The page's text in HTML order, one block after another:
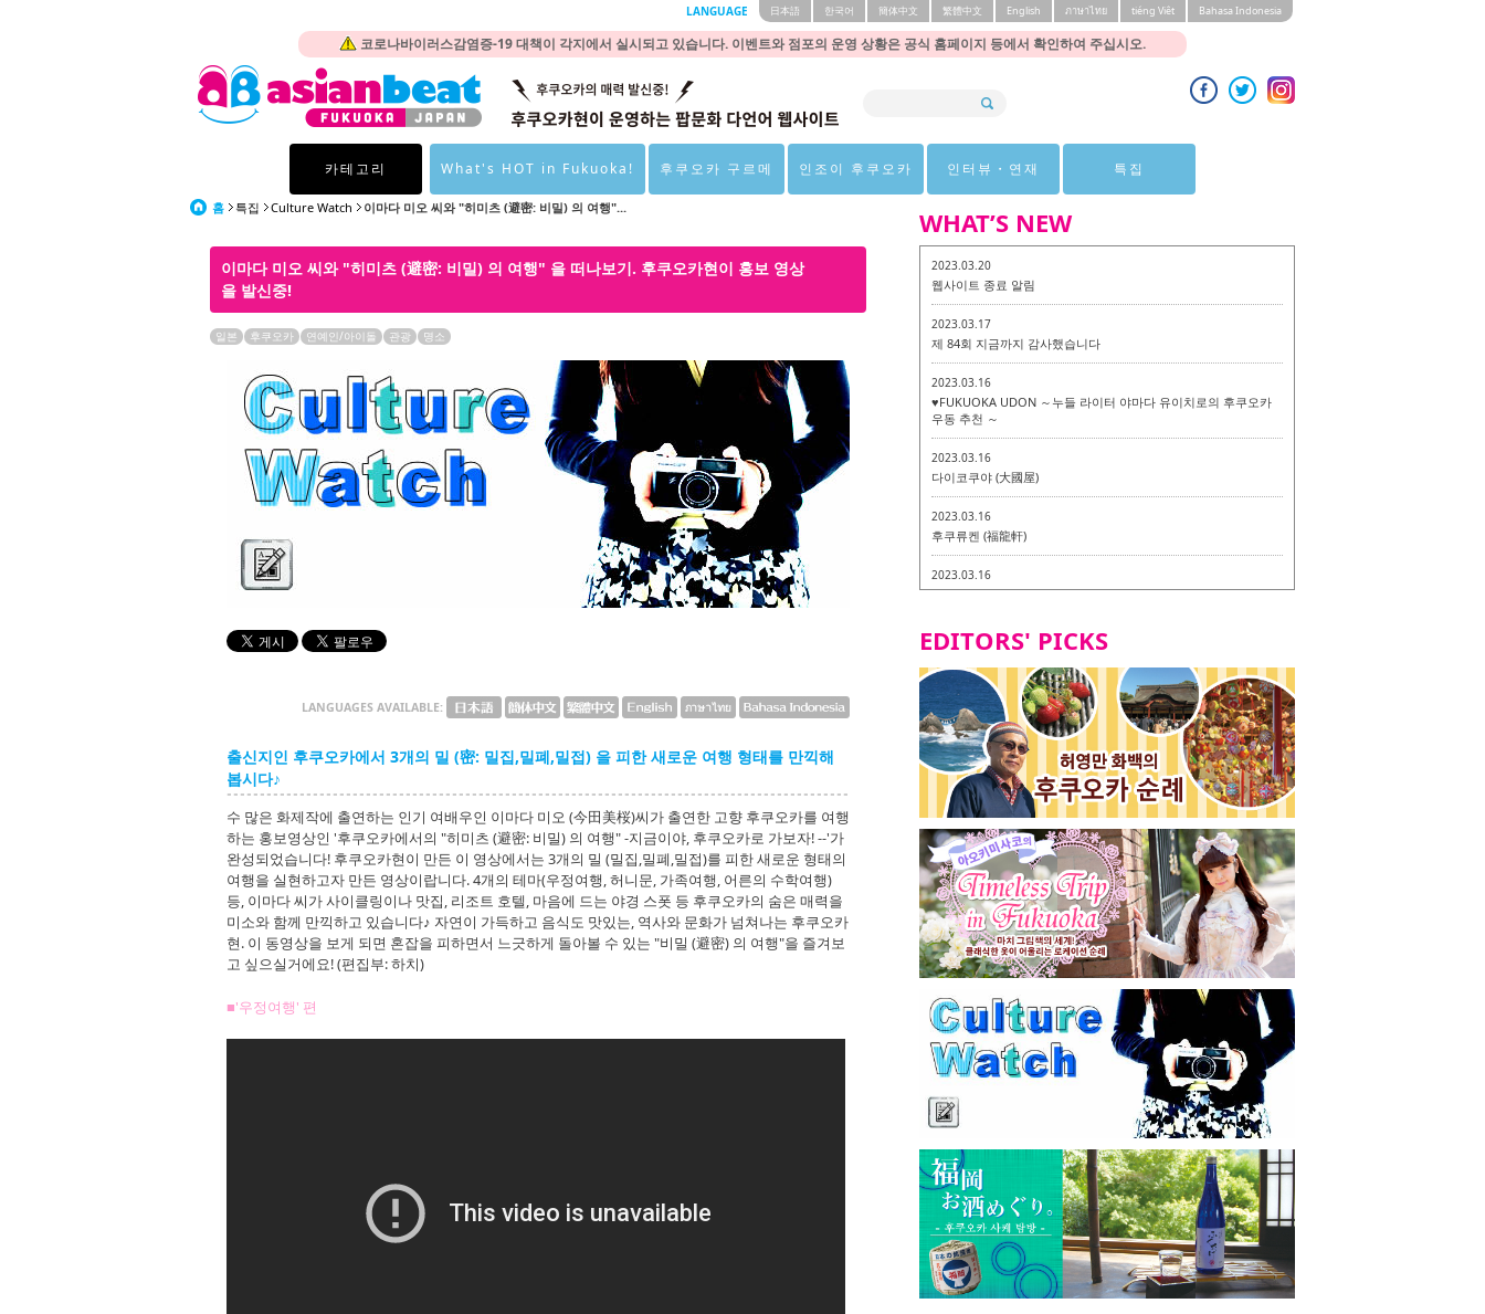
코로나바이러스감염증-19 대책이 각지에서 실시되고 있습니다. 이벤트와 점포의 운영 상황은 공식 홈페이지 등에서 확인하여 주십시오.
LANGUAGE 日本語 한국어 簡体中文 繁體中文 English ภาษาไทย tiéng Viêt Bahasa Indonesia
카테고리 What's HOT in Fukuoka! 후쿠오카 구르메 인조이 후쿠오카 인터뷰・연재 특집
홈 특집 Culture Watch 이마다 미오 씨와 "히미츠 (避密: 비밀) 의 여행"...
이마다 미오 씨와 "히미츠 (避密: 비밀) 의 여행" 을 떠나보기. 후쿠오카현이 홍보 영상
을 발신중!
일본 후쿠오카 연예인/아이돌 관광 명소
LANGUAGES AVAILABLE:
출신지인 후쿠오카에서 3개의 밀 (密: 밀집,밀폐,밀접) 을 피한 새로운 여행 형태를 만끽해
봅시다♪
수 많은 화제작에 출연하는 인기 여배우인 이마다 미오 (今田美桜)씨가 출연한 고향 후쿠오카를 여행
하는 홍보영상인 '후쿠오카에서의 "히미츠 (避密: 비밀) 의 여행" -지금이야, 후쿠오카로 가보자! --'가
완성되었습니다! 후쿠오카현이 만든 이 영상에서는 3개의 밀 (밀집,밀폐,밀접)를 피한 새로운 형태의
여행을 실현하고자 만든 영상이랍니다. 4개의 테마(우정여행, 허니문, 가족여행, 어른의 수학여행)
등, 이마다 씨가 사이클링이나 맛집, 리조트 호텔, 마음에 드는 야경 스폿 등 후쿠오카의 숨은 매력을
미소와 함께 만끽하고 있습니다♪ 자연이 가득하고 음식도 맛있는, 역사와 문화가 넘쳐나는 후쿠오카
현. 이 동영상을 보게 되면 혼잡을 피하면서 느긋하게 돌아볼 수 있는 "비밀 (避密) 의 여행"을 즐겨보
고 싶으실거에요! (편집부: 하치)
■'우정여행' 편
WHAT’S NEW
2023.03.20
웹사이트 종료 알림
2023.03.17
제 84회 지금까지 감사했습니다
2023.03.16
♥FUKUOKA UDON ～누들 라이터 야마다 유이치로의 후쿠오카
우동 추천 ～
2023.03.16
다이코쿠야 (大國屋)
2023.03.16
후쿠류켄 (福龍軒)
2023.03.16
후쿠오카 라멘 월드 - Presented by 누들 라이터 야마다 유이치로
2023.03.07
비건・베지테리언 메뉴 시식 투어 in 후쿠오카시
2023.03.07
이소기요카라즈 하카타 본점 / 磯ぎよからず 博多本店 - 비건・베
지테리언 메뉴 시식투어 in 후쿠오카시 -
2023.03.02
little stand 다이묘점 -비건・베지테리언 메뉴 시식투어 in 후쿠오
카시
2023.02.28
토치쿠켄 오리오본사 우동점 / 東筑軒 折尾本社うどん店
EDITORS' PICKS